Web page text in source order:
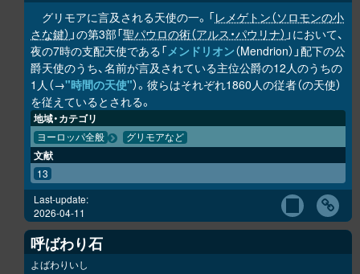
グリモアに言及される天使の一。「レメゲトン（ソロモンの小
さな鍵） 」の第3部「聖パウロの術（アルス・パウリナ） 」において、
夜の7時の支配天使である「メンドリオン（Mendrion）」配下の公
爵天使のうち、名前が言及されている主位公爵の12人のうちの
1人（→"時間の天使"）。彼らはそれぞれ1860人の従者（の天使）
を従えているとされる。
地域・カテゴリ
ヨーロッパ全般 グリモアなど
文献
13
Last-update:
2026-04-11
呼ばわり石
よばわりいし